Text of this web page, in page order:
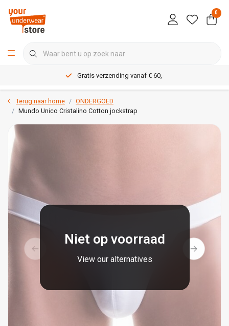
0
Gratis verzending vanaf € 60,-
Terug naar home
ONDERGOED
Mundo Unico Cristalino Cotton jockstrap
Niet op voorraad
View our alternatives